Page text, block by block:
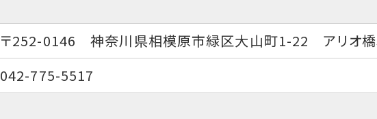
〒252-0146 神奈川県相模原市緑区大山町1-22 アリオ
042-775-5517